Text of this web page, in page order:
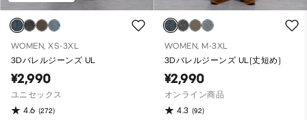
WOMEN, XS-3XL
3Dバレルジーンズ UL
¥2,990
ユニセックス
4.6 (272)
WOMEN, M-3XL
3Dバレルジーンズ UL(丈短め)
¥2,990
オンライン商品
4.3 (92)